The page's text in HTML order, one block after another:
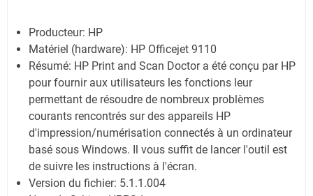
Producteur: HP
Matériel (hardware): HP Officejet 9110
Résumé: HP Print and Scan Doctor a été conçu par HP
pour fournir aux utilisateurs les fonctions leur
permettant de résoudre de nombreux problèmes
courants rencontrés sur des appareils HP
d'impression/numérisation connectés à un ordinateur
basé sous Windows. Il vous suffit de lancer l'outil est
de suivre les instructions à l'écran.
Version du fichier: 5.1.1.004